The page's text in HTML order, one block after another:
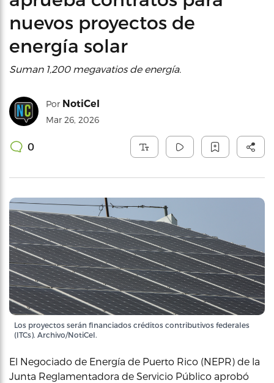
nuevos proyectos de
energía solar
Suman 1,200 megavatios de energía.
Por NotiCel
Mar 26, 2026
0
Los proyectos serán financiados créditos contributivos federales
(ITCs). Archivo/NotiCel.
El Negociado de Energía de Puerto Rico (NEPR) de la
Junta Reglamentadora de Servicio Público aprobó